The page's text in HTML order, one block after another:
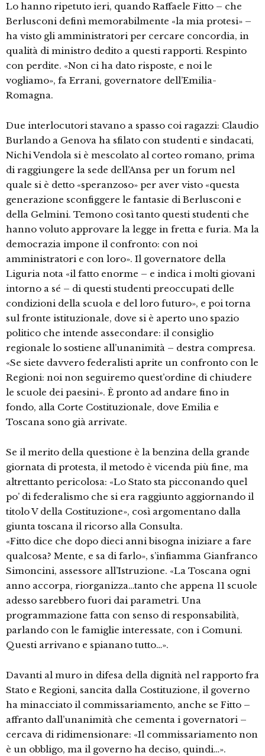
Lo hanno ripetuto ieri, quando Raffaele Fitto – che
Berlusconi definì memorabilmente «la mia protesi» –
ha visto gli amministratori per cercare concordia, in
qualità di ministro dedito a questi rapporti. Respinto
con perdite. «Non ci ha dato risposte, e noi le
vogliamo», fa Errani, governatore dell’Emilia-
Romagna.
Due interlocutori stavano a spasso coi ragazzi: Claudio
Burlando a Genova ha sfilato con studenti e sindacati,
Nichi Vendola si è mescolato al corteo romano, prima
di raggiungere la sede dell’Ansa per un forum nel
quale si è detto «speranzoso» per aver visto «questa
generazione sconfiggere le fantasie di Berlusconi e
della Gelmini. Temono così tanto questi studenti che
hanno voluto approvare la legge in fretta e furia. Ma la
democrazia impone il confronto: con noi
amministratori e con loro». Il governatore della
Liguria nota «il fatto enorme – e indica i molti giovani
intorno a sé – di questi studenti preoccupati delle
condizioni della scuola e del loro futuro», e poi torna
sul fronte istituzionale, dove si è aperto uno spazio
politico che intende assecondare: il consiglio
regionale lo sostiene all’unanimità – destra compresa.
«Se siete davvero federalisti aprite un confronto con le
Regioni: noi non seguiremo quest’ordine di chiudere
le scuole dei paesini». È pronto ad andare fino in
fondo, alla Corte Costituzionale, dove Emilia e
Toscana sono già arrivate.
Se il merito della questione è la benzina della grande
giornata di protesta, il metodo è vicenda più fine, ma
altrettanto pericolosa: «Lo Stato sta picconando quel
po’ di federalismo che si era raggiunto aggiornando il
titolo V della Costituzione», così argomentano dalla
giunta toscana il ricorso alla Consulta.
«Fitto dice che dopo dieci anni bisogna iniziare a fare
qualcosa? Mente, e sa di farlo», s’infiamma Gianfranco
Simoncini, assessore all’Istruzione. «La Toscana ogni
anno accorpa, riorganizza…tanto che appena 11 scuole
adesso sarebbero fuori dai parametri. Una
programmazione fatta con senso di responsabilità,
parlando con le famiglie interessate, con i Comuni.
Questi arrivano e spianano tutto…».
Davanti al muro in difesa della dignità nel rapporto fra
Stato e Regioni, sancita dalla Costituzione, il governo
ha minacciato il commissariamento, anche se Fitto –
affranto dall’unanimità che cementa i governatori –
cercava di ridimensionare: «Il commissariamento non
è un obbligo, ma il governo ha deciso, quindi…».